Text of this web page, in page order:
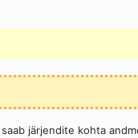
järjendite kohta